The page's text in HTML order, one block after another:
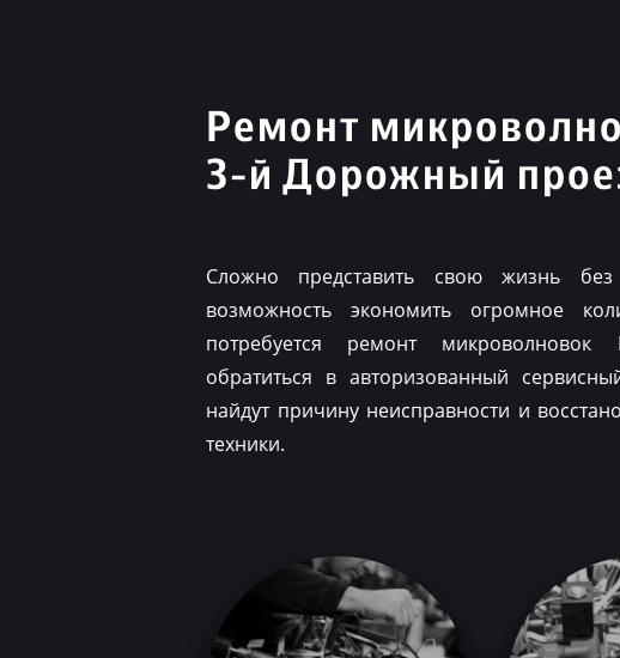
Ремонт
3-й Дорожный
Сложно представить свою жизнь без
возможность экономить огромное
потребуется ремонт
обратиться в авторизованный
найдут причину неисправности и
техники.